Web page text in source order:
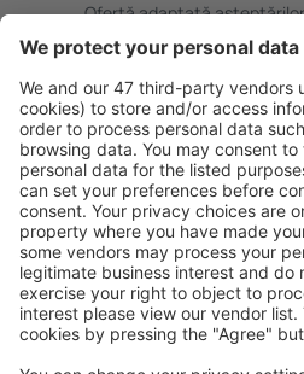
Ofertă adaptată
Planifică ȋn siguranţă
Rezervare fără griji cu
Economiseşte mai mult
Prețuri atractive și oferte
conectați.
Cazarea preferată
Alege din peste 1,3 mil. de